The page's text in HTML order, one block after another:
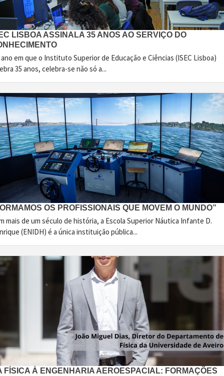
LISBOA ASSINALA 35 ANOS AO SERVIÇO DO
em que o Instituto Superior de Educação e Ciências (ISEC Lisboa)
35 anos, celebra-se não só a...
OS PROFISSIONAIS QUE MOVEM O MUNDO”
mais de um século de história, a Escola Superior Náutica Infante D.
(ENIDH) é a única instituição pública...
FÍSICA À ENGENHARIA AEROESPACIAL: FORMAÇÕES